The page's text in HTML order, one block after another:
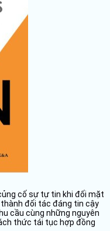
cố sự tự tin khi đối mặt
đối tác đáng tin cậy
cầu cùng những nguyên
thức tái tục hợp đồng